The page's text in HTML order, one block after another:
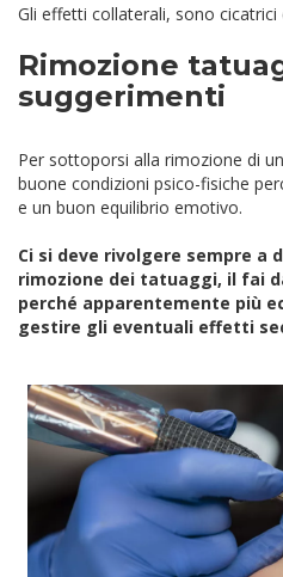
Gli effetti collaterali, sono cicatrici
Rimozione
suggerimenti
Per sottoporsi alla rimozione di
buone condizioni psico-fisiche
e un buon equilibrio emotivo.
Ci si deve rivolgere sempre
rimozione dei tatuaggi, il fai
perché apparentemente più
gestire gli eventuali effetti